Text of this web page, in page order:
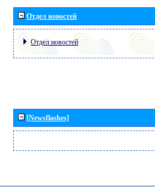
Отдел новостей
Отдел новостей
[Newsflashes]